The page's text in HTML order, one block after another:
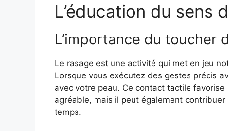
L’éducation du sens
L’importance du toucher
Le rasage est une activité qui met en jeu
Lorsque vous exécutez des gestes précis
avec votre peau. Ce contact tactile
agréable, mais il peut également
temps.